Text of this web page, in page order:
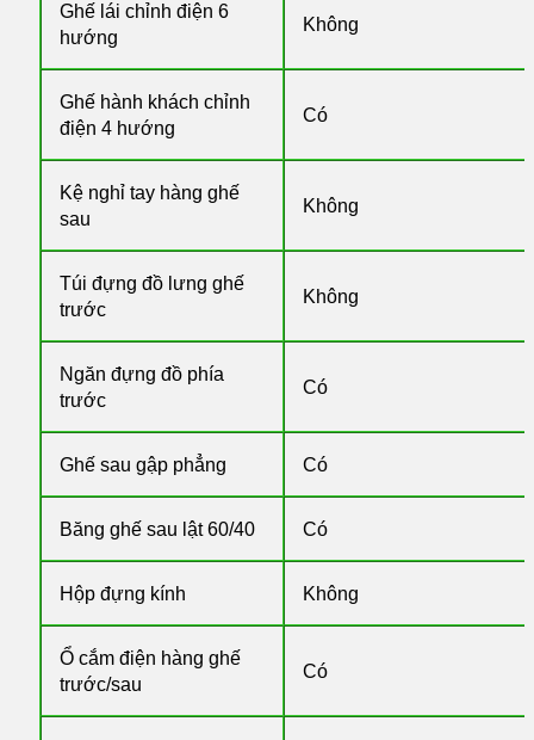
Ghế lái chỉnh điện 6
hướng
Không
Ghế hành khách chỉnh
điện 4 hướng
Có
Kệ nghỉ tay hàng ghế
sau
Không
Túi đựng đồ lưng ghế
trước
Không
Ngăn đựng đồ phía
trước
Có
Ghế sau gập phẳng Có
Băng ghế sau lật 60/40 Có
Hộp đựng kính Không
Ổ cắm điện hàng ghế
trước/sau
Có